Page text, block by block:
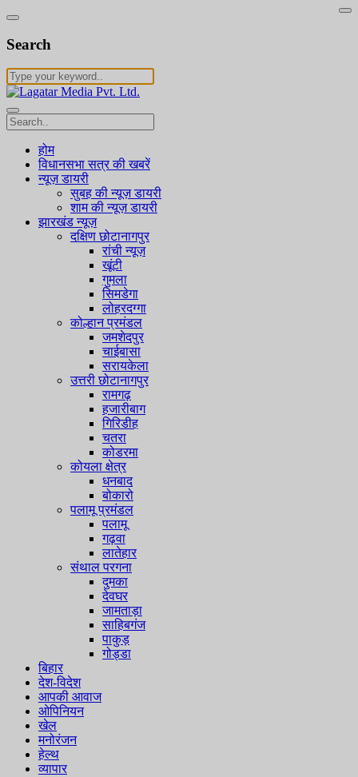
Search
होम
विधानसभा सत्र की खबरें
न्यूज़ डायरी
सुबह की न्यूज़ डायरी
शाम की न्यूज़ डायरी
झारखंड न्यूज़
दक्षिण छोटानागपुर
रांची न्यूज़
खूंटी
गुमला
सिमडेगा
लोहरदग्गा
कोल्हान प्रमंडल
जमशेदपुर
चाईबासा
सरायकेला
उत्तरी छोटानागपुर
रामगढ़
हजारीबाग
गिरिडीह
चतरा
कोडरमा
कोयला क्षेत्र
धनबाद
बोकारो
पलामू प्रमंडल
पलामू
गढ़वा
लातेहार
संथाल परगना
दुमका
देवघर
जामताड़ा
साहिबगंज
पाकुड़
गोड्डा
बिहार
देश-विदेश
आपकी आवाज
ओपिनियन
खेल
मनोरंजन
हेल्थ
व्यापार